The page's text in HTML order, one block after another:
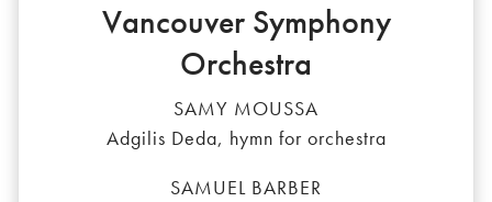
Vancouver Symphony
Orchestra
SAMY MOUSSA
Adgilis Deda, hymn for orchestra
SAMUEL BARBER